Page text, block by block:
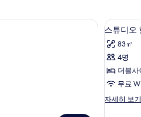
스튜디오, 더블침대 1개 | 1 개의 침실, 무료 WiFi
스
튜
디
오
한
사
9
스튜디오
83㎡
4명
더블사
무료
자세히 보기
스